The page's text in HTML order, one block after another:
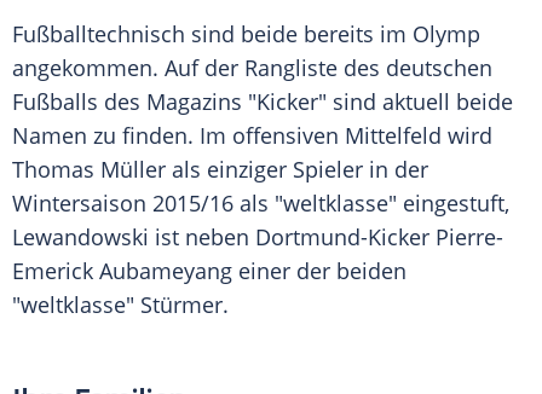
Fußballtechnisch sind beide bereits im Olymp
angekommen. Auf der Rangliste des deutschen
Fußballs des Magazins "Kicker" sind aktuell beide
Namen zu finden. Im offensiven Mittelfeld wird
Thomas Müller als einziger Spieler in der
Wintersaison 2015/16 als "weltklasse" eingestuft,
Lewandowski ist neben Dortmund-Kicker Pierre-
Emerick Aubameyang einer der beiden
"weltklasse" Stürmer.